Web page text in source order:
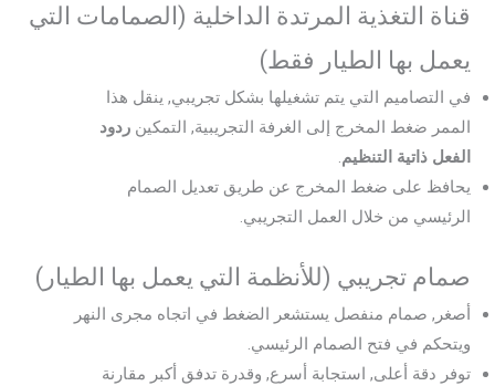
قناة التغذية المرتدة الداخلية (الصمامات التي
يعمل بها الطيار فقط)
في التصاميم التي يتم تشغيلها بشكل تجريبي, ينقل هذا
الممر ضغط المخرج إلى الغرفة التجريبية, التمكينردود
الفعل ذاتية التنظيم
يحافظ على ضغط المخرج عن طريق تعديل الصمام
الرئيسي من خلال العمل التجريبي.
صمام تجريبي (للأنظمة التي يعمل بها الطيار)
أصغر, صمام منفصل يستشعر الضغط في اتجاه مجرى النهر
ويتحكم في فتح الصمام الرئيسي.
توفر دقة أعلى, استجابة أسرع, وقدرة تدفق أكبر مقارنة